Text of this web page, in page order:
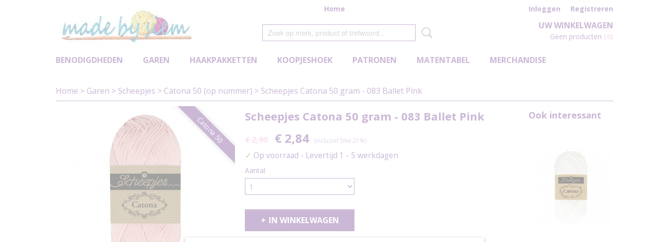
Home Inloggen Registreren
UW WINKELWAGEN
Geen producten (0)
BENODIGDHEDEN GAREN HAAKPAKKETTEN KOOPJESHOEK PATRONEN MATENTABEL MERCHANDISE
Home > Garen > Scheepjes > Catona 50 (op nummer) > Scheepjes Catona 50 gram - 083 Ballet Pink
Catona 50 Scheepjes Catona 50 gram - 083 Ballet Pink
€ 2,99 € 2,84 (inclusief btw 21%)
✓ Op voorraad - Levertijd 1 - 5 werkdagen
Aantal
IN WINKELWAGEN
Ook interessant